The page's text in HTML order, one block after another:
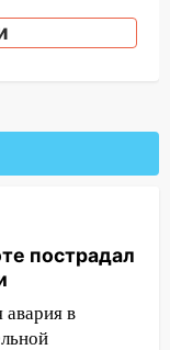
на
из
на
убрали
и
пострадал
авария в